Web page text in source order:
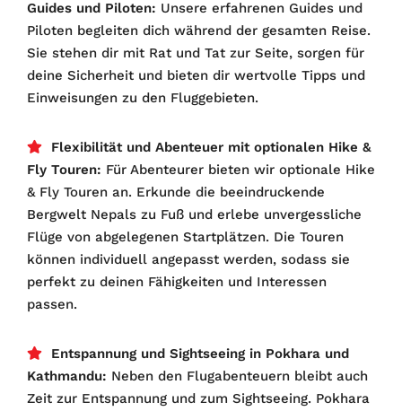
Guides und Piloten: Unsere erfahrenen Guides und
Piloten begleiten dich während der gesamten Reise.
Sie stehen dir mit Rat und Tat zur Seite, sorgen für
deine Sicherheit und bieten dir wertvolle Tipps und
Einweisungen zu den Fluggebieten.
Flexibilität und Abenteuer mit optionalen Hike &
Fly Touren: Für Abenteurer bieten wir optionale Hike
& Fly Touren an. Erkunde die beeindruckende
Bergwelt Nepals zu Fuß und erlebe unvergessliche
Flüge von abgelegenen Startplätzen. Die Touren
können individuell angepasst werden, sodass sie
perfekt zu deinen Fähigkeiten und Interessen
passen.
Entspannung und Sightseeing in Pokhara und
Kathmandu: Neben den Flugabenteuern bleibt auch
Zeit zur Entspannung und zum Sightseeing. Pokhara